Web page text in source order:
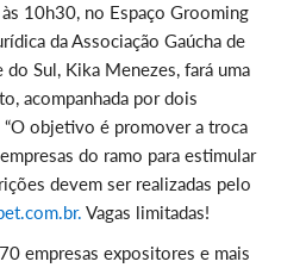
10h30, no Espaço Grooming
da Associação Gaúcha de
do Sul, Kika Menezes, fará uma
acompanhada por dois
objetivo é promover a troca
do ramo para estimular
devem ser realizadas pelo
Vagas limitadas!
empresas expositores e mais